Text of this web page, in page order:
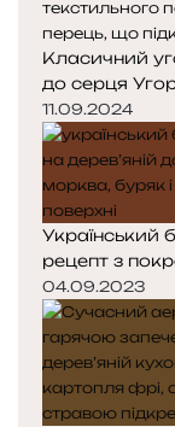
Класичний
до серця
11.09.2024
Український
рецепт з
04.09.2023